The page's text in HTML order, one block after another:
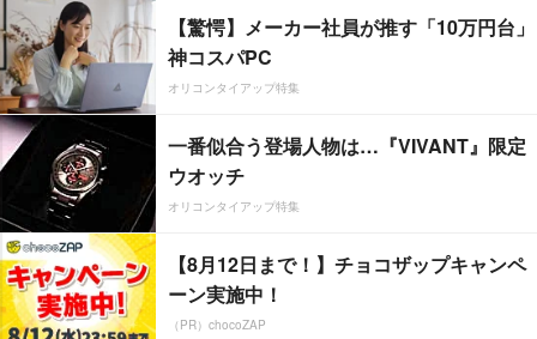
【驚愕】メーカー社員が推す「10万円台」
神コスパPC
オリコンタイアップ特集
一番似合う登場人物は…『VIVANT』限定
ウオッチ
オリコンタイアップ特集
【8月12日まで！】チョコザップキャンペ
ーン実施中！
（PR）chocoZAP